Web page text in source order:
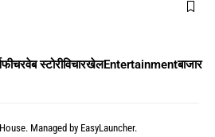
फीचरवेब स्टोरीविचारखेलEntertainmentबाजार
Managed by EasyLauncher.